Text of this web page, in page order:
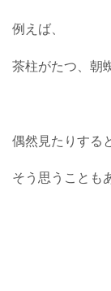
例えば、
茶柱がたつ、朝
偶然見たりする
そう思うことも